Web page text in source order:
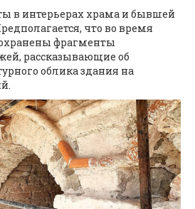
в интерьерах храма и бывшей
что во время
фрагменты
рассказывающие об
облика здания на